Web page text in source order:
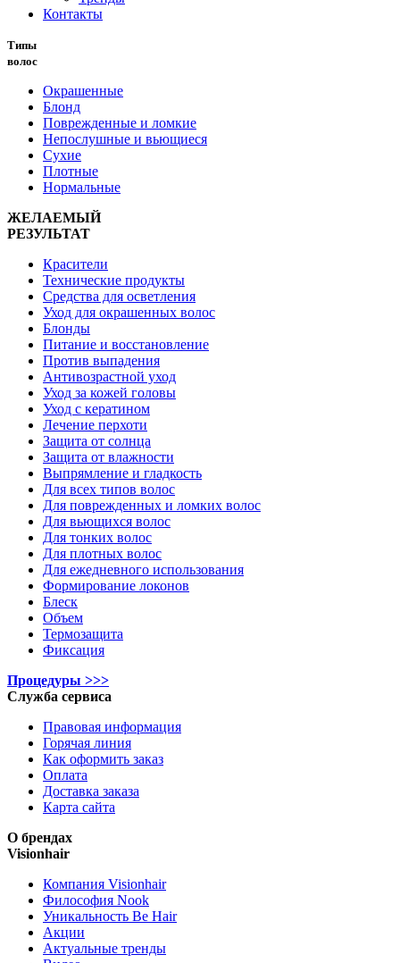
Контакты
Типы
волос
Окрашенные
Блонд
Поврежденные и ломкие
Непослушные и вьющиеся
Сухие
Плотные
Нормальные
ЖЕЛАЕМЫЙ
РЕЗУЛЬТАТ
Красители
Технические продукты
Средства для осветления
Уход для окрашенных волос
Блонды
Питание и восстановление
Против выпадения
Антивозрастной уход
Уход за кожей головы
Уход с кератином
Лечение перхоти
Защита от солнца
Защита от влажности
Выпрямление и гладкость
Для всех типов волос
Для поврежденных и ломких волос
Для вьющихся волос
Для тонких волос
Для плотных волос
Для ежедневного использования
Формирование локонов
Блеск
Объем
Термозащита
Фиксация
Процедуры >>>
Служба сервиса
Правовая информация
Горячая линия
Как оформить заказ
Оплата
Доставка заказа
Карта сайта
О брендах
Visionhair
Компания Visionhair
Философия Nook
Уникальность Be Hair
Акции
Актуальные тренды